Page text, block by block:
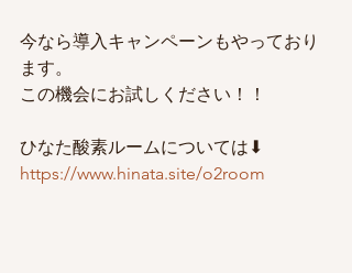
今なら導入キャンペーンもやっており
ます。
この機会にお試しください！！
ひなた酸素ルームについては⬇︎
https://www.hinata.site/o2room